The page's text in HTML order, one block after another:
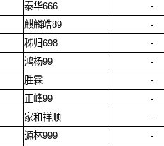
泰华666
-
麒麟皓89
-
秭归698
-
鸿杨99
-
胜霖
-
正峰99
-
家和祥顺
-
源林999
-